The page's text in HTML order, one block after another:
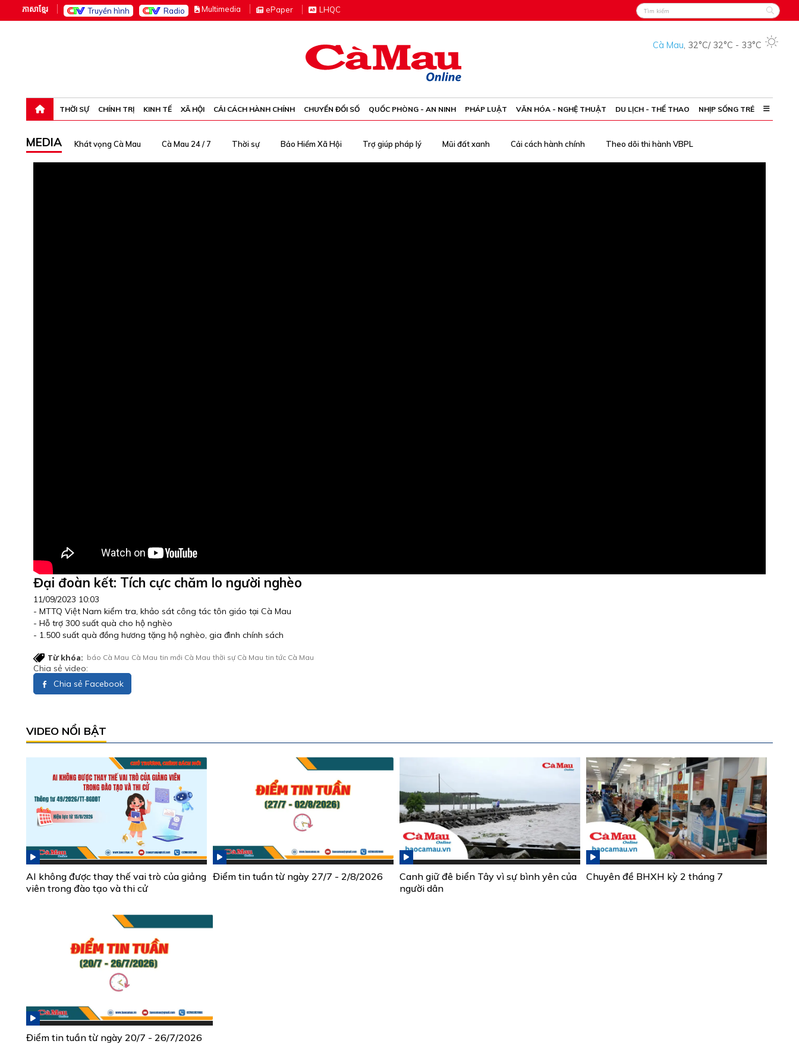
ភាសាខ្មែរ Truyền hình Radio Multimedia ePaper LHQC
Cà Mau, 32°C/ 32°C - 33°C
THỜI SỰ CHÍNH TRỊ KINH TẾ XÃ HỘI CẢI CÁCH HÀNH CHÍNH CHUYỂN ĐỔI SỐ QUỐC PHÒNG - AN NINH PHÁP LUẬT VĂN HÓA - NGHỆ THUẬT DU LỊCH - THỂ THAO NHỊP SỐNG TRẺ
MEDIA Khát vọng Cà Mau Cà Mau 24 / 7 Thời sự Bảo Hiểm Xã Hội Trợ giúp pháp lý Mũi đất xanh Cải cách hành chính Theo dõi thi hành VBPL
Đại đoàn kết: Tích cực chăm lo người nghèo
11/09/2023 10:03
- MTTQ Việt Nam kiểm tra, khảo sát công tác tôn giáo tại Cà Mau
- Hỗ trợ 300 suất quà cho hộ nghèo
- 1.500 suất quà đồng hương tặng hộ nghèo, gia đình chính sách
Từ khóa: báo Cà Mau Cà Mau tin mới Cà Mau thời sự Cà Mau tin tức Cà Mau
Chia sẻ video:
Chia sẻ Facebook
VIDEO NỔI BẬT
AI không được thay thế vai trò của giảng
viên trong đào tạo và thi cử
Điểm tin tuần từ ngày 27/7 - 2/8/2026
Canh giữ đê biển Tây vì sự bình yên của
người dân
Chuyên đề BHXH kỳ 2 tháng 7
Điểm tin tuần từ ngày 20/7 - 26/7/2026